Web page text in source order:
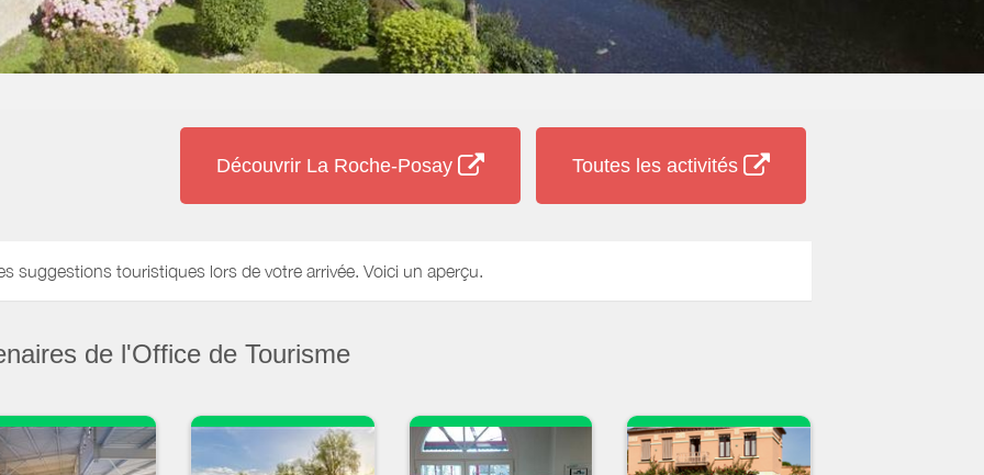
Découvrir La Roche-Posay Toutes les activités
suggestions touristiques lors de votre arrivée. Voici un aperçu.
de l'Office de Tourisme